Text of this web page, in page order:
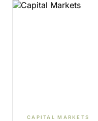
CAPITAL MARKETS